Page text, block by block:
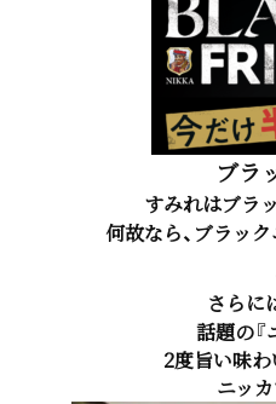
ブラ
すみれはブラ
何故なら、ブラッ
さらに
話題の『
2度旨い味
ニッ